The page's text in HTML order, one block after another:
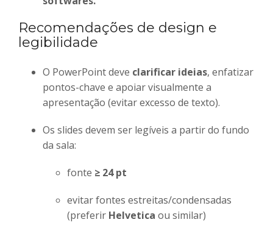
Recomendações de design e
legibilidade
O PowerPoint deve clarificar ideias, enfatizar
pontos-chave e apoiar visualmente a
apresentação (evitar excesso de texto).
Os slides devem ser legíveis a partir do fundo
da sala:
fonte ≥ 24 pt
evitar fontes estreitas/condensadas
(preferir Helvetica ou similar)